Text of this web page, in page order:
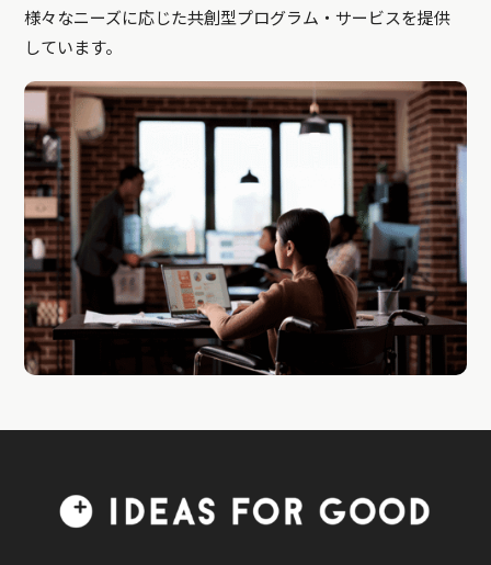
様々なニーズに応じた共創型プログラム・サービスを提供
しています。